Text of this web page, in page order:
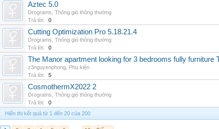
Aztec 5.0
Drograms Thông gió thông thường
Trả lời:
0
Cutting Optimization Pro 5.18.21.4
Drograms Thông gió thông thường
Trả lời:
0
The Manor apartment looking for 3 bedrooms fully furniture
z3nguyenphong Phụ kiện
Trả lời:
5
CosmothermX2022 2
Drograms Thông gió thông thường
Trả lời:
0
Hiển thị kết quả từ 1 đến 20 của 200